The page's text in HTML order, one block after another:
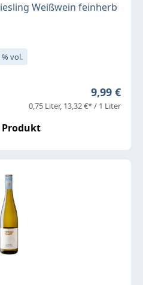
Weißwein feinherb
% vol.
Regulärer
9,99 €
0,75 Liter 13,32 €* / 1 Liter
Produkt